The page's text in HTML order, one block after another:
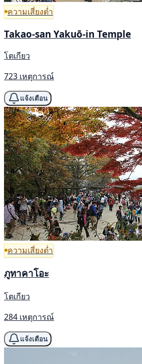
ความเสี่ยงต่ำ
Takao-san Yakuō-in Temple
โตเกียว
723 เหตุการณ์
แจ้งเตือน
ความเสี่ยงต่ำ
ภูทาคาโอะ
โตเกียว
284 เหตุการณ์
แจ้งเตือน